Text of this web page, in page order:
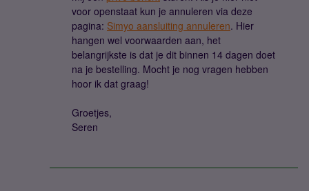
voor openstaat kun je annuleren via deze
pagina: Simyo aansluiting annuleren. Hier
hangen wel voorwaarden aan, het
belangrijkste is dat je dit binnen 14 dagen doet
na je bestelling. Mocht je nog vragen hebben
hoor ik dat graag!
Groetjes,
Seren